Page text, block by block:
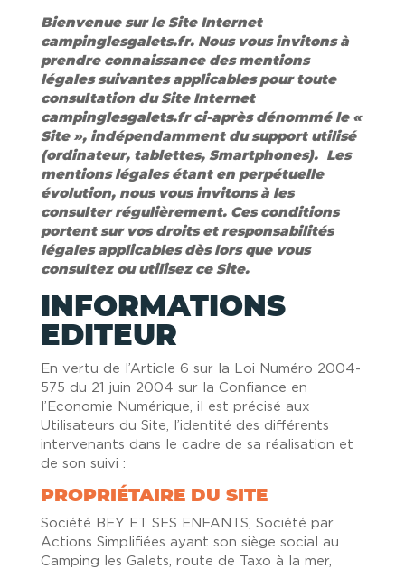
Bienvenue sur le Site Internet
campinglesgalets.fr. Nous vous invitons à
prendre connaissance des mentions
légales suivantes applicables pour toute
consultation du Site Internet
campinglesgalets.fr ci-après dénommé le «
Site », indépendamment du support utilisé
(ordinateur, tablettes, Smartphones).
Les
mentions légales étant en perpétuelle
évolution, nous vous invitons à les
consulter régulièrement. Ces conditions
portent sur vos droits et responsabilités
légales applicables dès lors que vous
consultez ou utilisez ce Site.
INFORMATIONS
EDITEUR
En vertu de l’Article 6 sur la Loi Numéro 2004-
575 du 21 juin 2004 sur la Confiance en
l’Economie Numérique, il est précisé aux
Utilisateurs du Site, l’identité des différents
intervenants dans le cadre de sa réalisation et
de son suivi :
PROPRIÉTAIRE DU SITE
Société BEY ET SES ENFANTS, Société par
Actions Simplifiées ayant son siège social au
Camping les Galets, route de Taxo à la mer,